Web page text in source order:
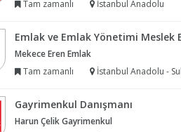
Tam zamanlı
İstanbul Anadolu
Emlak ve Emlak Yönetimi Meslek
Mekece Eren Emlak
Tam zamanlı
İstanbul Anadolu -
Gayrimenkul Danışmanı
Harun Çelik Gayrimenkul